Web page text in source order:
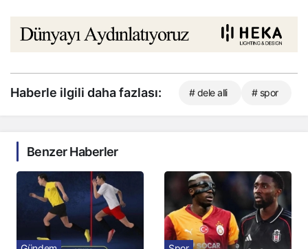
Haberle ilgili daha fazlası: # dele alli # spor
Benzer Haberler